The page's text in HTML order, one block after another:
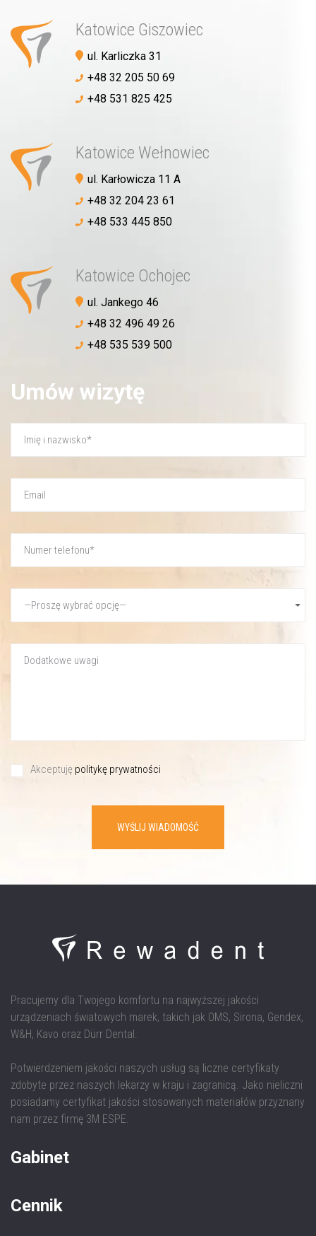
Katowice Giszowiec
ul. Karliczka 31
+48 32 205 50 69
+48 531 825 425
Katowice Wełnowiec
ul. Karłowicza 11 A
+48 32 204 23 61
+48 533 445 850
Katowice Ochojec
ul. Jankego 46
+48 32 496 49 26
+48 535 539 500
Umów wizytę
Akceptuję politykę prywatności
WYŚLIJ WIADOMOŚĆ
Pracujemy dla Twojego komfortu na najwyższej jakości
urządzeniach światowych marek, takich jak OMS, Sirona, Gendex,
W&H, Kavo oraz Dürr Dental.
Potwierdzeniem jakości naszych usług są liczne certyfikaty
zdobyte przez naszych lekarzy w kraju i zagranicą. Jako nieliczni
posiadamy certyfikat jakości stosowanych materiałów przyznany
nam przez firmę 3M ESPE.
Gabinet
Cennik